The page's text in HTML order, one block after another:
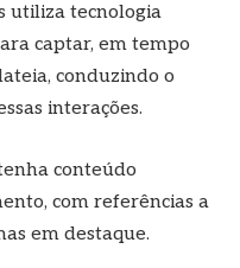
utiliza tecnologia
captar, em tempo
conduzindo o
interações.
conteúdo
com referências a
em destaque.